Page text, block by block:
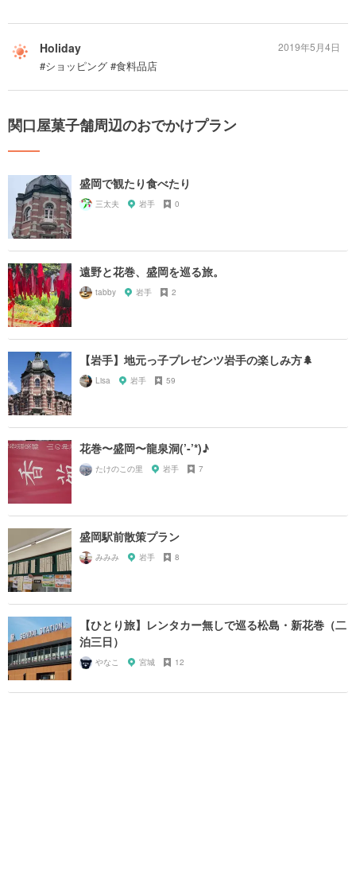
Holiday
#ショッピング #食料品店
2019年5月4日
関口屋菓子舗周辺のおでかけプラン
盛岡で観たり食べたり
三太夫 岩手 0
遠野と花巻、盛岡を巡る旅。
tabby 岩手 2
【岩手】地元っ子プレゼンツ岩手の楽しみ方🌲
Lisa 岩手 59
花巻〜盛岡〜龍泉洞(’-’*)♪
たけのこの里 岩手 7
盛岡駅前散策プラン
みみみ 岩手 8
【ひとり旅】レンタカー無しで巡る松島・新花巻（二
泊三日）
やなこ 宮城 12